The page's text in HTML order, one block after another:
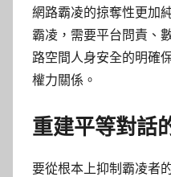
網路霸凌的掠奪性更加
霸凌，需要平台問責、
路空間人身安全的明確
權力關係。
重建平等對話
要從根本上抑制霸凌者